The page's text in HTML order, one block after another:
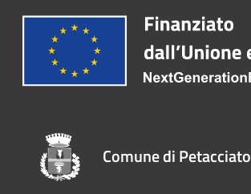
Comune di Petacciato